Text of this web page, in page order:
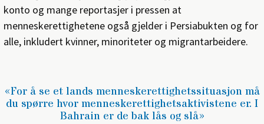
konto og mange reportasjer i pressen at
menneskerettighetene også gjelder i Persiabukten og for
alle, inkludert kvinner, minoriteter og migrantarbeidere.
«For å se et lands menneskerettighetssituasjon må
du spørre hvor menneskerettighetsaktivistene er. I
Bahrain er de bak lås og slå»